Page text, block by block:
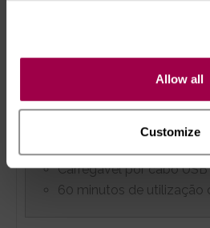
Allow all
Customize
Carregável por cabo
60 minutos de utilização